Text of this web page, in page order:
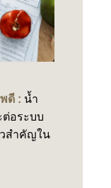
ดี : น้ำ
อระบบ
วสำคัญใน